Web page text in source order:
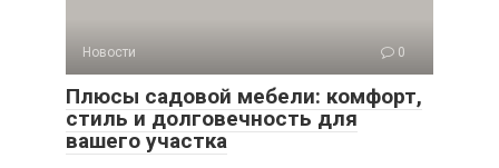
Новости 0
Плюсы садовой мебели: комфорт,
стиль и долговечность для
вашего участка